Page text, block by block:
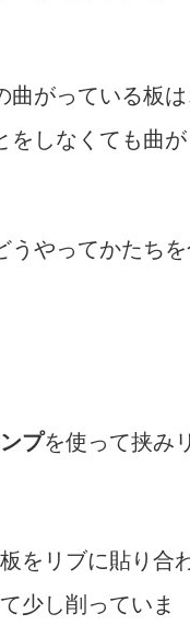
曲がっている板
をしなくても曲
うやってかたち
プを使って挟み
をリブに貼り合
少し削っていま